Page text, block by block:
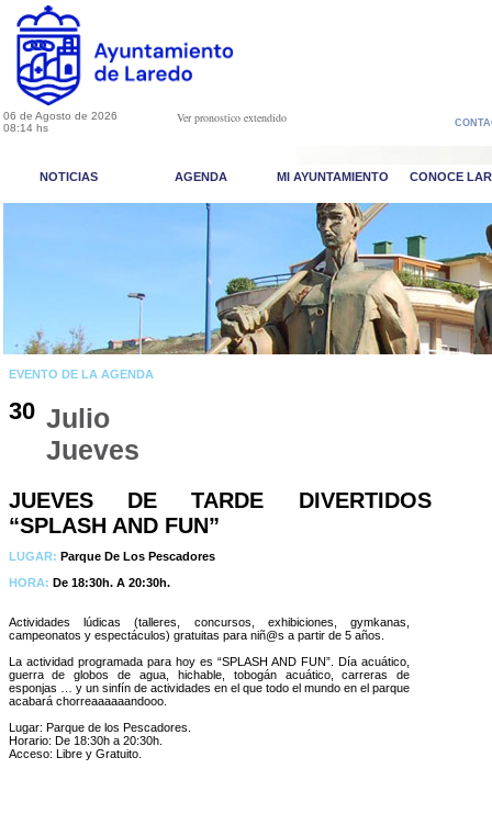
06 de Agosto de 2026
08:14 hs
Ver pronostico extendido
NOTICIAS AGENDA MI AYUNTAMIENTO CONOCE
EVENTO DE LA AGENDA
30 Julio
Jueves
JUEVES DE TARDE DIVERTIDOS
“SPLASH AND FUN”
LUGAR: Parque De Los Pescadores
HORA: De 18:30h. A 20:30h.
Actividades lúdicas (talleres, concursos, exhibiciones, gymkanas,
campeonatos y espectáculos) gratuitas para niñ@s a partir de 5 años.
La actividad programada para hoy es “SPLASH AND FUN”. Día acuático,
guerra de globos de agua, hichable, tobogán acuático, carreras de
esponjas … y un sinfín de actividades en el que todo el mundo en el parque
acabará chorreaaaaaandooo.
Lugar: Parque de los Pescadores.
Horario: De 18:30h a 20:30h.
Acceso: Libre y Gratuito.